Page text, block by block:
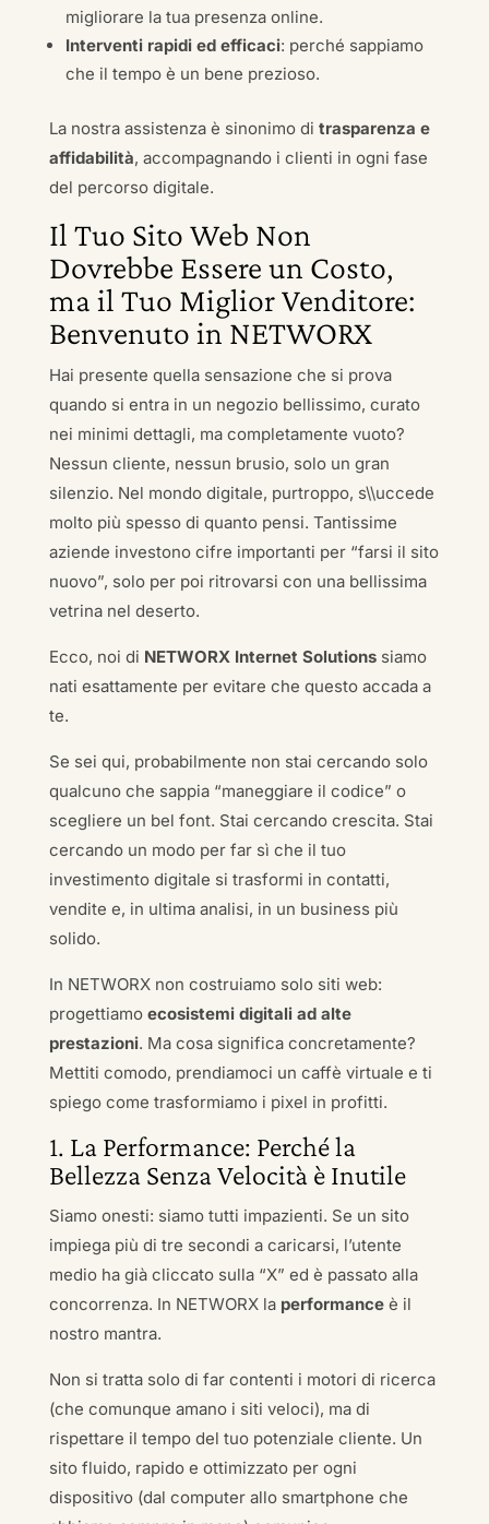
migliorare la tua presenza online.
Interventi rapidi ed efficaci: perché sappiamo
che il tempo è un bene prezioso.
La nostra assistenza è sinonimo di trasparenza e
affidabilità, accompagnando i clienti in ogni fase
del percorso digitale.
Il Tuo Sito Web Non
Dovrebbe Essere un Costo,
ma il Tuo Miglior Venditore:
Benvenuto in NETWORX
Hai presente quella sensazione che si prova
quando si entra in un negozio bellissimo, curato
nei minimi dettagli, ma completamente vuoto?
Nessun cliente, nessun brusio, solo un gran
silenzio. Nel mondo digitale, purtroppo, s\\uccede
molto più spesso di quanto pensi. Tantissime
aziende investono cifre importanti per “farsi il sito
nuovo”, solo per poi ritrovarsi con una bellissima
vetrina nel deserto.
Ecco, noi di NETWORX Internet Solutionssiamo
nati esattamente per evitare che questo accada a
te.
Se sei qui, probabilmente non stai cercando solo
qualcuno che sappia “maneggiare il codice” o
scegliere un bel font. Stai cercando crescita. Stai
cercando un modo per far sì che il tuo
investimento digitale si trasformi in contatti,
vendite e, in ultima analisi, in un business più
solido.
In NETWORX non costruiamo solo siti web:
progettiamo ecosistemi digitali ad alte
prestazioni. Ma cosa significa concretamente?
Mettiti comodo, prendiamoci un caffè virtuale e ti
spiego come trasformiamo i pixel in profitti.
1. La Performance: Perché la
Bellezza Senza Velocità è Inutile
Siamo onesti: siamo tutti impazienti. Se un sito
impiega più di tre secondi a caricarsi, l’utente
medio ha già cliccato sulla “X” ed è passato alla
concorrenza. In NETWORX la performanceè il
nostro mantra.
Non si tratta solo di far contenti i motori di ricerca
(che comunque amano i siti veloci), ma di
rispettare il tempo del tuo potenziale cliente. Un
sito fluido, rapido e ottimizzato per ogni
dispositivo (dal computer allo smartphone che